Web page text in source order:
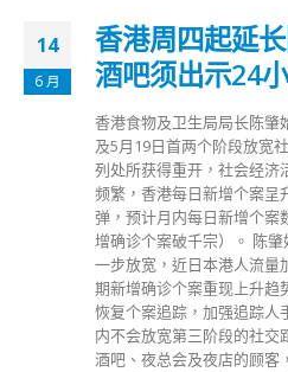
14
6 月
香港周四起延
酒吧须出示24
香港食物及卫生局局长陈肇
及5月19日首两个阶段放宽
列处所获得重开，社会经济
频繁，香港每日新增个案呈
弹，预计月内每日新增个案
增确诊个案破千宗）。 陈
一步放宽，近日本港人流量
期新增确诊个案重现上升趋
恢复个案追踪，加强追踪人
内不会放宽第三阶段的社
酒吧、夜总会及夜店的顾客